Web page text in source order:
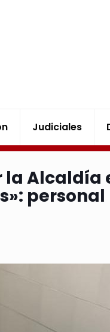
Judiciales
la Alcaldía